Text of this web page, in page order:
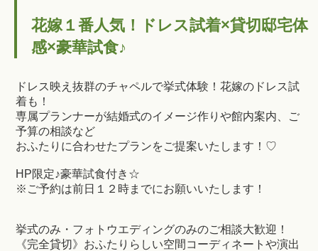
花嫁１番人気！ドレス試着×貸切邸宅体
感×豪華試食♪
ドレス映え抜群のチャペルで挙式体験！花嫁のドレス試
着も！
専属プランナーが結婚式のイメージ作りや館内案内、ご
予算の相談など
おふたりに合わせたプランをご提案いたします！♡
HP限定♪豪華試食付き☆
※ご予約は前日１２時までにお願いいたします！
挙式のみ・フォトウエディングのみのご相談大歓迎！
《完全貸切》おふたりらしい空間コーディネートや演出